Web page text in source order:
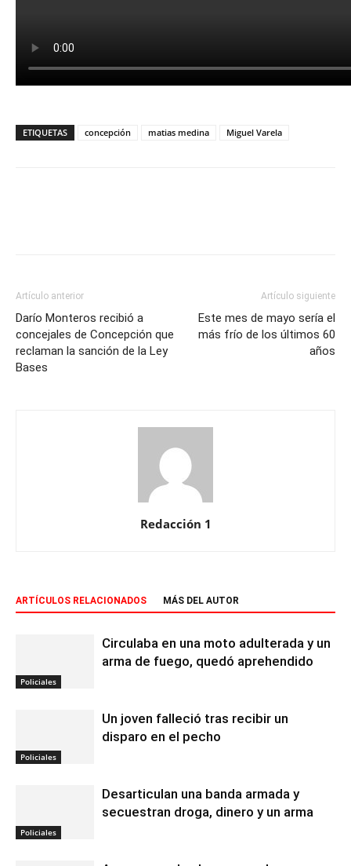
ETIQUETAS concepción matias medina Miguel Varela
Artículo anterior
Darío Monteros recibió a
concejales de Concepción que
reclaman la sanción de la Ley
Bases
Artículo siguiente
Este mes de mayo sería el
más frío de los últimos 60
años
Redacción 1
ARTÍCULOS RELACIONADOS MÁS DEL AUTOR
Policiales
Circulaba en una moto adulterada y un
arma de fuego, quedó aprehendido
Policiales
Un joven falleció tras recibir un
disparo en el pecho
Policiales
Desarticulan una banda armada y
secuestran droga, dinero y un arma